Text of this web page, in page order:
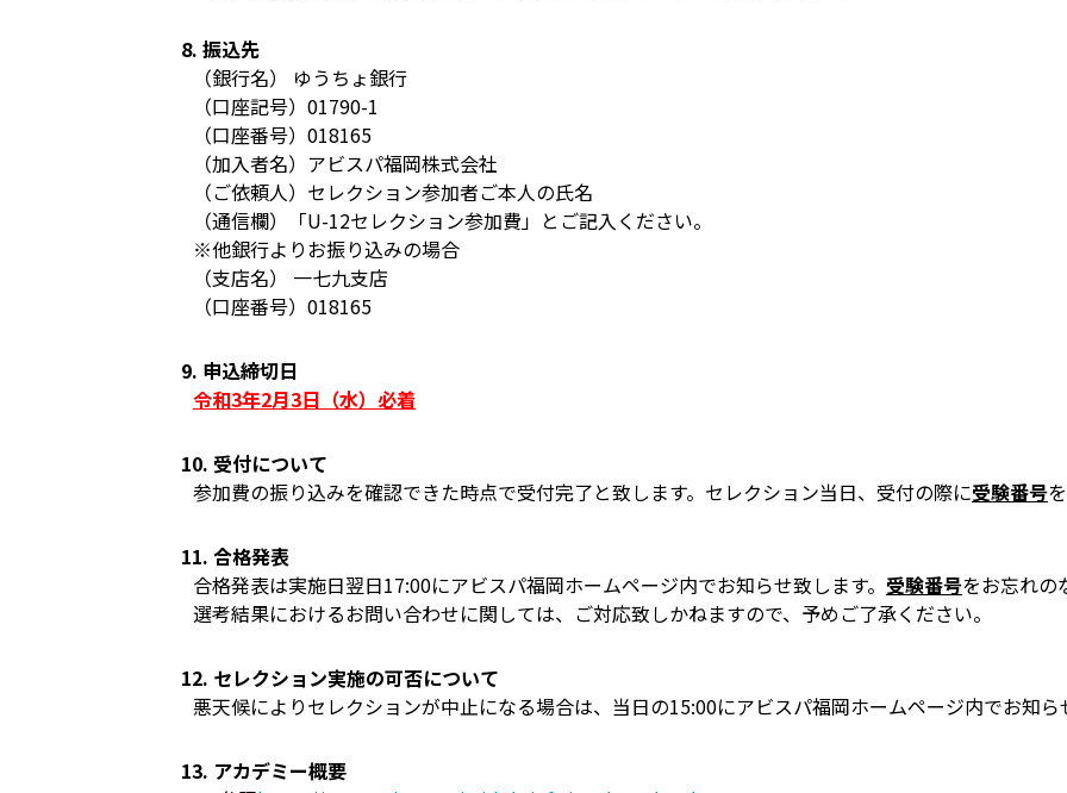
8. 振込先
（銀行名） ゆうちょ銀行
（口座記号）01790-1
（口座番号）018165
（加入者名）アビスパ福岡株式会社
（ご依頼人）セレクション参加者ご本人の氏名
（通信欄）「U-12セレクション参加費」とご記入ください。
※他銀行よりお振り込みの場合
（支店名） 一七九支店
（口座番号）018165
9. 申込締切日
令和3年2月3日（水）必着
10. 受付について
参加費の振り込みを確認できた時点で受付完了と致します。セレクション当日、受付の際に受験番号
11. 合格発表
合格発表は実施日翌日17:00にアビスパ福岡ホームページ内でお知らせ致します。 受験番号をお忘れの
選考結果におけるお問い合わせに関しては、ご対応致しかねますので、予めご了承ください。
12. セレクション実施の可否について
悪天候によりセレクションが中止になる場合は、当日の15:00にアビスパ福岡ホームページ内でお知ら
13. アカデミー概要